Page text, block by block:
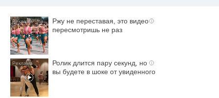
i
Ржу не переставая, это видео
пересмотришь не раз
i
Ролик длится пару секунд, но
вы будете в шоке от увиденного